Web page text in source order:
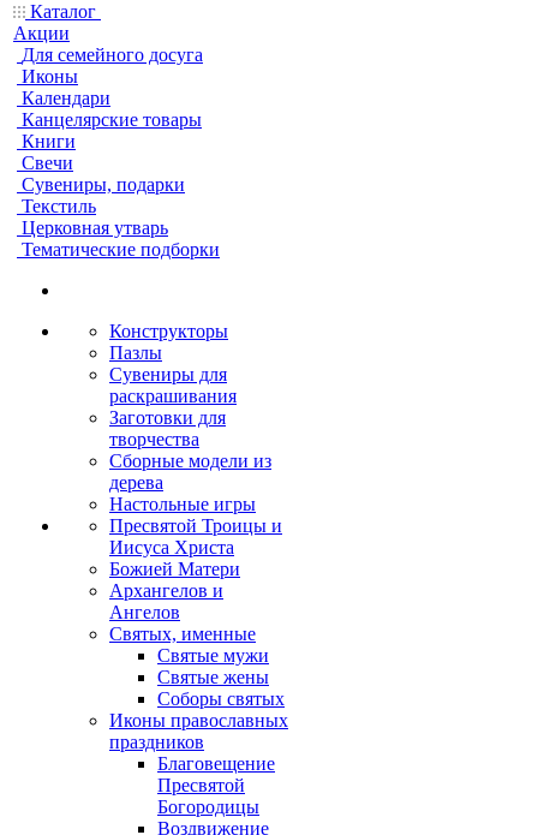
Каталог
Акции
Для семейного досуга
Иконы
Календари
Канцелярские товары
Книги
Свечи
Сувениры, подарки
Текстиль
Церковная утварь
Тематические подборки
Конструкторы
Пазлы
Сувениры для
раскрашивания
Заготовки для
творчества
Сборные модели из
дерева
Настольные игры
Пресвятой Троицы и
Иисуса Христа
Божией Матери
Архангелов и
Ангелов
Святых, именные
Святые мужи
Святые жены
Соборы святых
Иконы православных
праздников
Благовещение
Пресвятой
Богородицы
Воздвижение